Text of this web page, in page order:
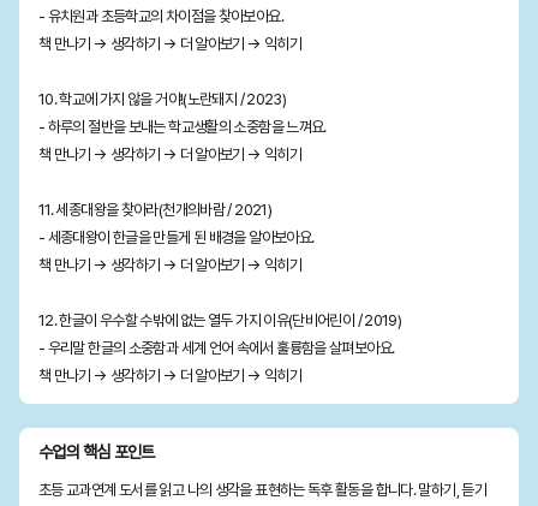
- 유치원과 초등학교의 차이점을 찾아보아요.
책 만나기 → 생각하기 → 더 알아보기 → 익히기
10. 학교에 가지 않을 거야!(노란돼지 / 2023)
- 하루의 절반을 보내는 학교생활의 소중함을 느껴요.
책 만나기 → 생각하기 → 더 알아보기 → 익히기
11. 세종대왕을 찾아라(천개의바람 / 2021)
- 세종대왕이 한글을 만들게 된 배경을 알아보아요.
책 만나기 → 생각하기 → 더 알아보기 → 익히기
12. 한글이 우수할 수밖에 없는 열두 가지 이유(단비어린이 / 2019)
- 우리말 한글의 소중함과 세계 언어 속에서 훌륭함을 살펴보아요.
책 만나기 → 생각하기 → 더 알아보기 → 익히기
수업의 핵심 포인트
초등 교과연계 도서를 읽고 나의 생각을 표현하는 독후 활동을 합니다. 말하기, 듣기